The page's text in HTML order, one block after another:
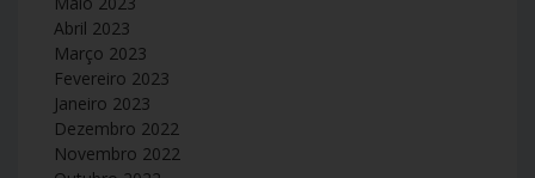
Abril 2023
Março 2023
Fevereiro 2023
Janeiro 2023
Dezembro 2022
Novembro 2022